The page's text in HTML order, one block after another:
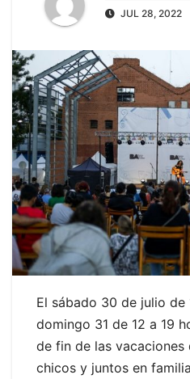
JUL 28, 2022
El sábado 30 de julio de
domingo 31 de 12 a 19
de fin de las vacaciones
chicos y juntos en